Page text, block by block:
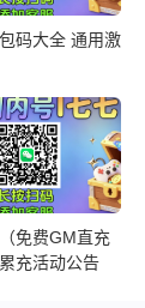
码大全 通用激
免费GM直充
充活动公告